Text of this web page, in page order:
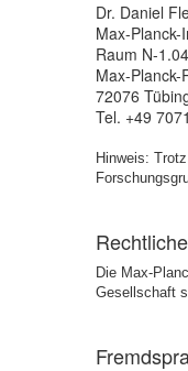
Dr. Daniel
Max-
Raum N-
Max-Planck-
72076
Tel. +49
Hinweis:
Die Max-
Gesellschaft